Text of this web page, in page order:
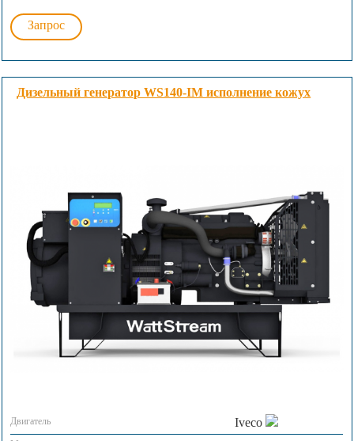
Запрос
Дизельный генератор WS140-IM исполнение кожух
Двигатель Iveco